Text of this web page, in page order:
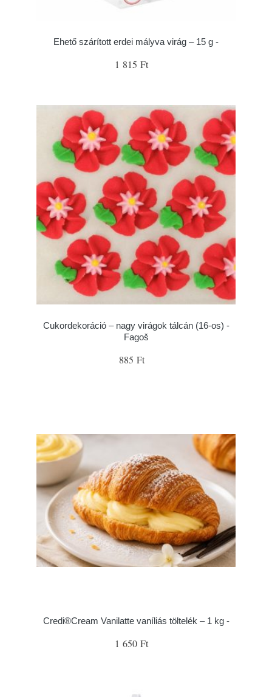
Ehető szárított erdei mályva virág – 15 g -
1 815 Ft
Cukordekoráció – nagy virágok tálcán (16-os) -
Fagoš
885 Ft
Credi®Cream Vanilatte vaníliás töltelék – 1 kg -
1 650 Ft